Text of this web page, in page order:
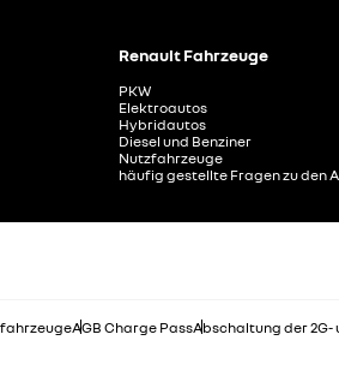
Renault Fahrzeuge
PKW
Elektroautos
Hybridautos
Diesel und Benziner
Nutzfahrzeuge
häufig gestellte Fragen zu den
AGB Charge PassAbschaltung der 2G-